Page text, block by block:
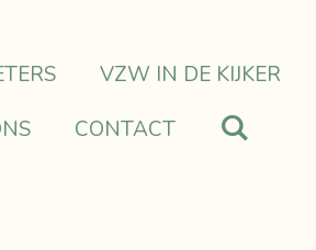
VZW IN DE KIJKER
CONTACT